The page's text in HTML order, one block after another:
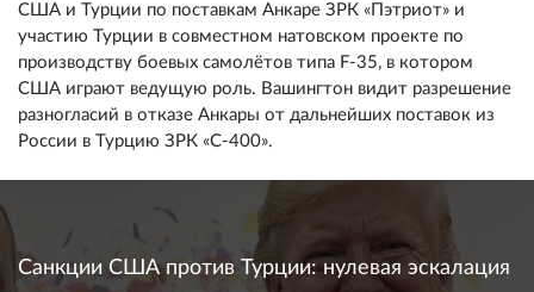
США и Турции по поставкам Анкаре ЗРК «Пэтриот» и
участию Турции в совместном натовском проекте по
производству боевых самолётов типа F-35, в котором
США играют ведущую роль. Вашингтон видит разрешение
разногласий в отказе Анкары от дальнейших поставок из
России в Турцию ЗРК «С-400».
Санкции США против Турции: нулевая эскалация